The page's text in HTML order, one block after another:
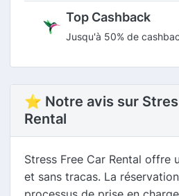
Top Cashback
Jusqu'à 50% de
⭐ Notre avis sur
Rental
Stress Free Car Rental offre
et sans tracas. La